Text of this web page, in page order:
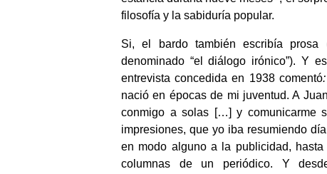
filosofía y la sabiduría popular.
Si, el bardo también escribía
denominado “el diálogo irónico”). Y
entrevista concedida en 1938 comentó
nació en épocas de mi juventud. A
conmigo a solas […] y comunicarme
impresiones, que yo iba resumiendo
en modo alguno a la publicidad,
columnas de un periódico. Y